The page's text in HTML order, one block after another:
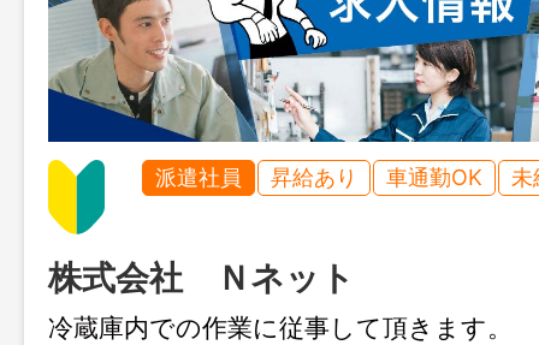
派遣社員 昇給あり 車通勤OK 未
株式会社 Ｎネット
冷蔵庫内での作業に従事して頂きます。